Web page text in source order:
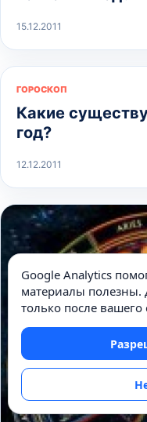
15.12.2011
ГОРОСКОП
Какие
год?
12.12.2011
Google Analytics
материалы полезны.
только после вашего